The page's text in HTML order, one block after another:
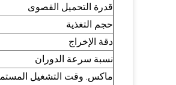
قدرة التحميل القصوى
حجم التغذية
دقة الإخراج
نسبة سرعة الدوران
ماكس. وقت التشغيل